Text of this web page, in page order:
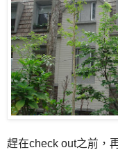
趕在check out之前，